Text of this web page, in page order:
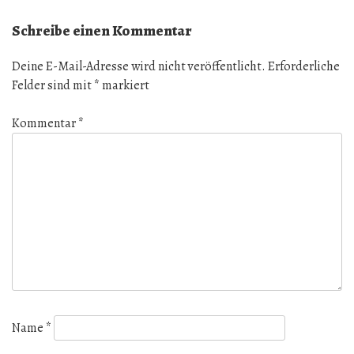
Schreibe einen Kommentar
Deine E-Mail-Adresse wird nicht veröffentlicht. Erforderliche
Felder sind mit* markiert
Kommentar*
Name *